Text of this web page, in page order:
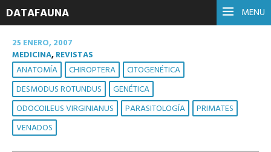
MENU
DATAFAUNA
25 ENERO, 2007
MEDICINA,REVISTAS
ANATOMÍA CHIROPTERA
CITOGENÉTICA
DESMODUS ROTUNDUS
GENÉTICA
ODOCOILEUS VIRGINIANUS
PARASITOLOGÍA
PRIMATES
VENADOS